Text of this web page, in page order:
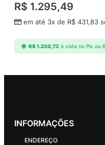
R$ 1.295,49
em até 3x de R$ 431,83
R$1.230,72 à vista no Pix ou
INFORMAÇÕES
ENDEREÇO